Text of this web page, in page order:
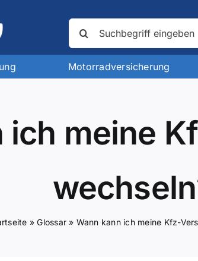
nach:
Motorradversicherung
ich meine
»Glossar » Wann kann ich meine Kfz-